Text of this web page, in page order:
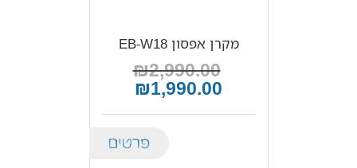
מקרן אפסון EB-W18
₪2,990.00
₪1,990.00